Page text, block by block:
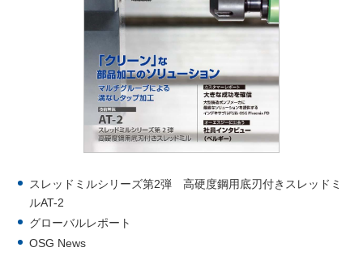
スレッドミルシリーズ第2弾 高硬度鋼用底刃付きスレッドミ
ルAT-2
グローバルレポート
OSG News